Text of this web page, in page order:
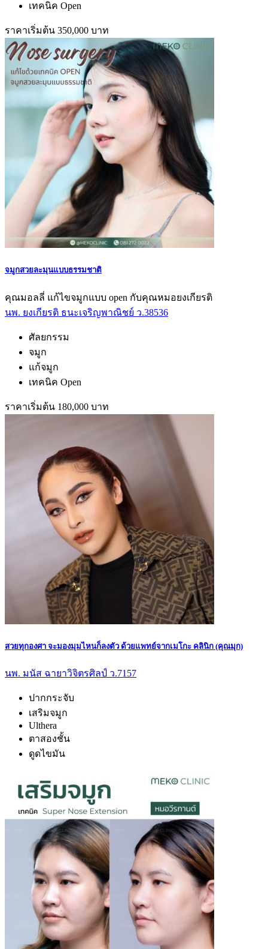
เทคนิค Open
ราคาเริ่มต้น 350,000 บาท
จมูกสวยละมุนแบบธรรมชาติ
คุณมอลลี่ แก้ไขจมูกแบบ open กับคุณหมอยงเกียรติ
นพ. ยงเกียรติ ธนะเจริญพาณิชย์ ว.38536
ศัลยกรรม
จมูก
แก้จมูก
เทคนิค Open
ราคาเริ่มต้น 180,000 บาท
สวยทุกองศา จะมองมุมไหนก็ลงตัว ด้วยแพทย์จากเมโกะ คลินิก (คุณมุก)
นพ. มนัส ฉายาวิจิตรศิลป์ ว.7157
ปากกระจับ
เสริมจมูก
Ulthera
ตาสองชั้น
ดูดไขมัน